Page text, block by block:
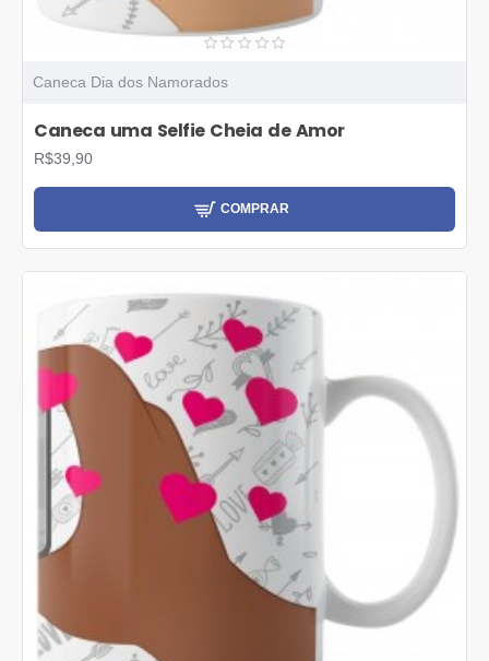
Caneca Dia dos Namorados
Caneca uma Selfie Cheia de Amor
R$39,90
COMPRAR